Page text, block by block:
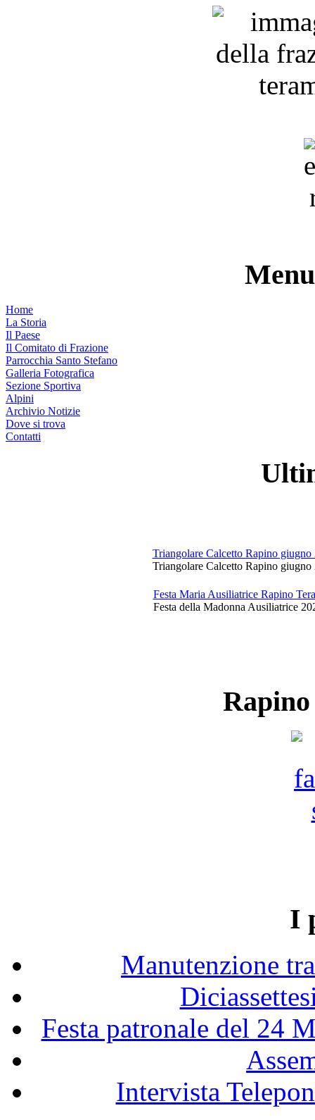
Home
La Storia
Il Paese
Il Comitato di Frazione
Parrocchia Santo Stefano
Galleria Fotografica
Sezione Sportiva
Alpini
Archivio Notizie
Dove si trova
Contatti
Triangolare Calcetto Rapino giugno
Triangolare Calcetto Rapino giugno
Festa Maria Ausiliatrice Rapino
Festa della Madonna Ausiliatrice
Rapino
I
Manutenzione
Festa patronale del 24
Intervista